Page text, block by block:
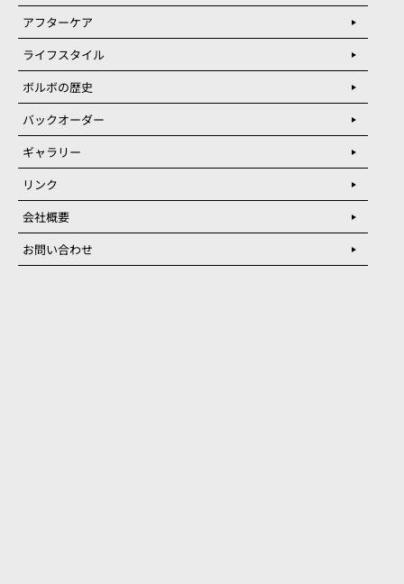
アフターケア
ライフスタイル
ボルボの歴史
バックオーダー
ギャラリー
リンク
会社概要
お問い合わせ